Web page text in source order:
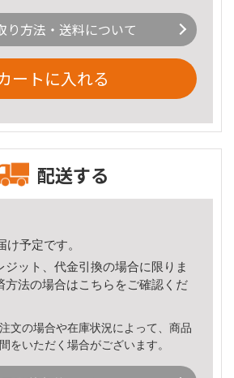
り方法・送料について
ートに入れる
配送する
け予定です。
ジット、代金引換の場合に限りま
方法の場合はこちら をご確認くだ
文の場合や在庫状況によって、商品
をいただく場合がございます。